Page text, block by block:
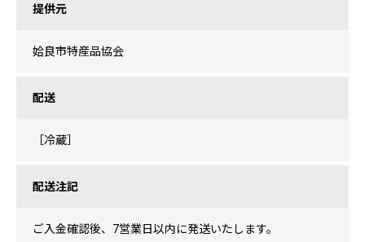
提供元
姶良市特産品協会
配送
［冷蔵］
配送注記
ご入金確認後、7営業日以内に発送いたします。